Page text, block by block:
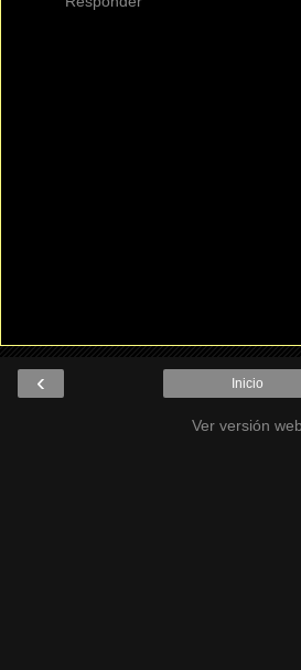
‹ Inicio
Ver versión web